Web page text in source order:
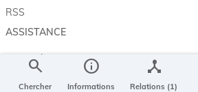
search
Chercher
info
Informations
device_hub
Relations (1)
RSS
ASSISTANCE
Aide et à propos
Projet Casemates